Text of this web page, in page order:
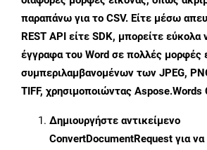
παραπάνω για το CSV. Είτε μέσω
REST API είτε SDK, μπορείτε
έγγραφα του Word σε πολλές μορφές
συμπεριλαμβανομένων των JPEG,
TIFF, χρησιμοποιώντας Aspose.Words
Δημιουργήστε αντικείμενο
ConvertDocumentRequest για